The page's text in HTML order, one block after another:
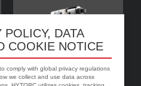
POLICY, DATA
COOKIE NOTICE
comply with global privacy regulations
we collect and use data across